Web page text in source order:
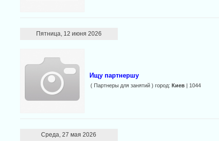
Пятница, 12 июня 2026
Ищу партнершу
( Партнеры для занятий ) город: Киев| 1044
Среда, 27 мая 2026